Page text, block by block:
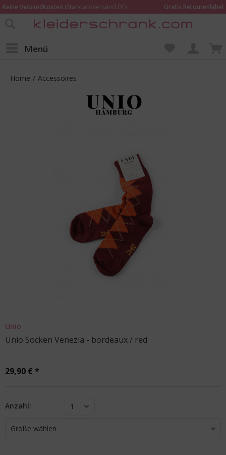
Keine Versandkosten (Standardversand DE)
Gratis Retourenlabel
Online bestellen – im Geschäft in Kempen anprobieren und beraten lassen
Menü
Home / Accessoires
Unio
Unio Socken Venezia - bordeaux / red
29,90 € *
Anzahl: 1
Größe wählen